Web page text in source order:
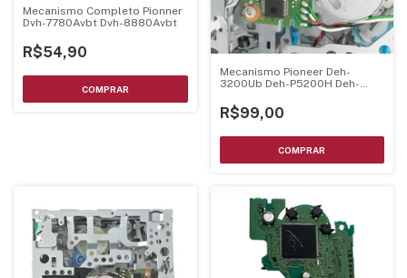
Mecanismo Completo Pionner
Dvh-7780Avbt Dvh-8880Avbt
R$54,90
Mecanismo Pioneer Deh-
3200Ub Deh-P5200H Deh-
Montado C/ Unidade Optica
R$99,00